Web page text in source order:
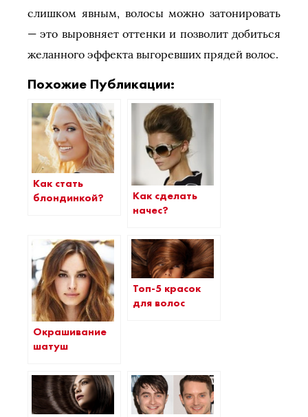
слишком явным, волосы можно затонировать
— это выровняет оттенки и позволит добиться
желанного эффекта выгоревших прядей волос.
Похожие Публикации:
Как стать
блондинкой?
Как сделать
начес?
Окрашивание
шатуш
Топ-5 красок
для волос